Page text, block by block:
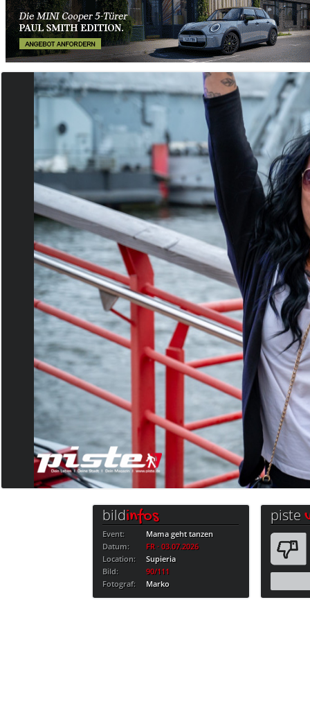
bildinfos
Event:
Mama geht tanzen
Datum:
FR · 03.07.2026
Location:
Supieria
Bild:
90/111
Fotograf:
Marko
piste